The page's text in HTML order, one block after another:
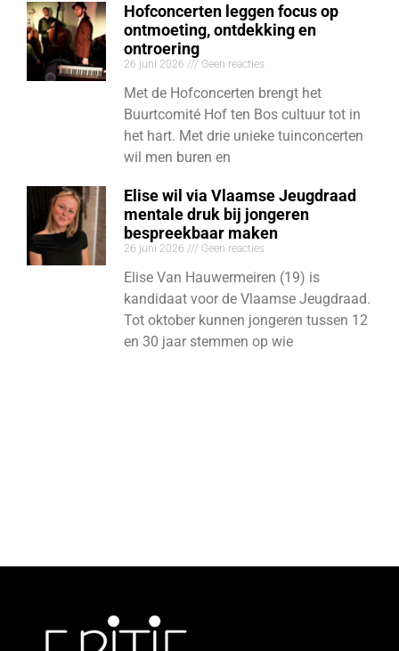
Hofconcerten leggen focus op
ontmoeting, ontdekking en
ontroering
26 juni 2026 Geen reacties
Met de Hofconcerten brengt het
Buurtcomité Hof ten Bos cultuur tot in
het hart. Met drie unieke tuinconcerten
wil men buren en
Elise wil via Vlaamse Jeugdraad
mentale druk bij jongeren
bespreekbaar maken
26 juni 2026 Geen reacties
Elise Van Hauwermeiren (19) is
kandidaat voor de Vlaamse Jeugdraad.
Tot oktober kunnen jongeren tussen 12
en 30 jaar stemmen op wie